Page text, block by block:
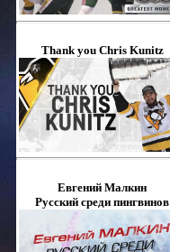
Thank you Chris Kunitz
Евгений Малкин
Русский среди пингвинов